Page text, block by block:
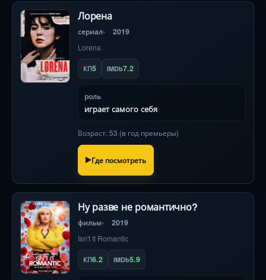
Лорена
сериал 2019
Lorena
КП5 IMDb7.2
роль
играет самого себя
Возраст: 53 (в год премьеры)
Где посмотреть
Ну разве не романтично?
фильм 2019
Isn't It Romantic
КП6.2 IMDb5.9